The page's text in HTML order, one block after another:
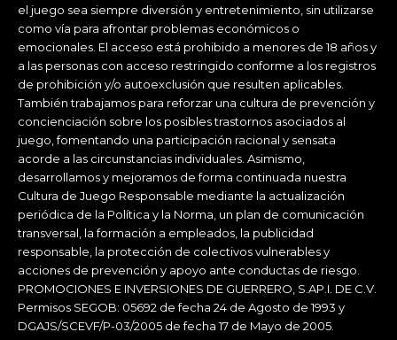
el juego sea siempre diversión y entretenimiento, sin utilizarse
como vía para afrontar problemas económicos o
emocionales. El acceso está prohibido a menores de 18 años y
a las personas con acceso restringido conforme a los registros
de prohibición y/o autoexclusión que resulten aplicables.
También trabajamos para reforzar una cultura de prevención y
concienciación sobre los posibles trastornos asociados al
juego, fomentando una participación racional y sensata
acorde a las circunstancias individuales. Asimismo,
desarrollamos y mejoramos de forma continuada nuestra
Cultura de Juego Responsable mediante la actualización
periódica de la Política y la Norma, un plan de comunicación
transversal, la formación a empleados, la publicidad
responsable, la protección de colectivos vulnerables y
acciones de prevención y apoyo ante conductas de riesgo.
PROMOCIONES E INVERSIONES DE GUERRERO, S.AP.I. DE C.V.
Permisos SEGOB: 05692 de fecha 24 de Agosto de 1993 y
DGAJS/SCEVF/P-03/2005 de fecha 17 de Mayo de 2005.